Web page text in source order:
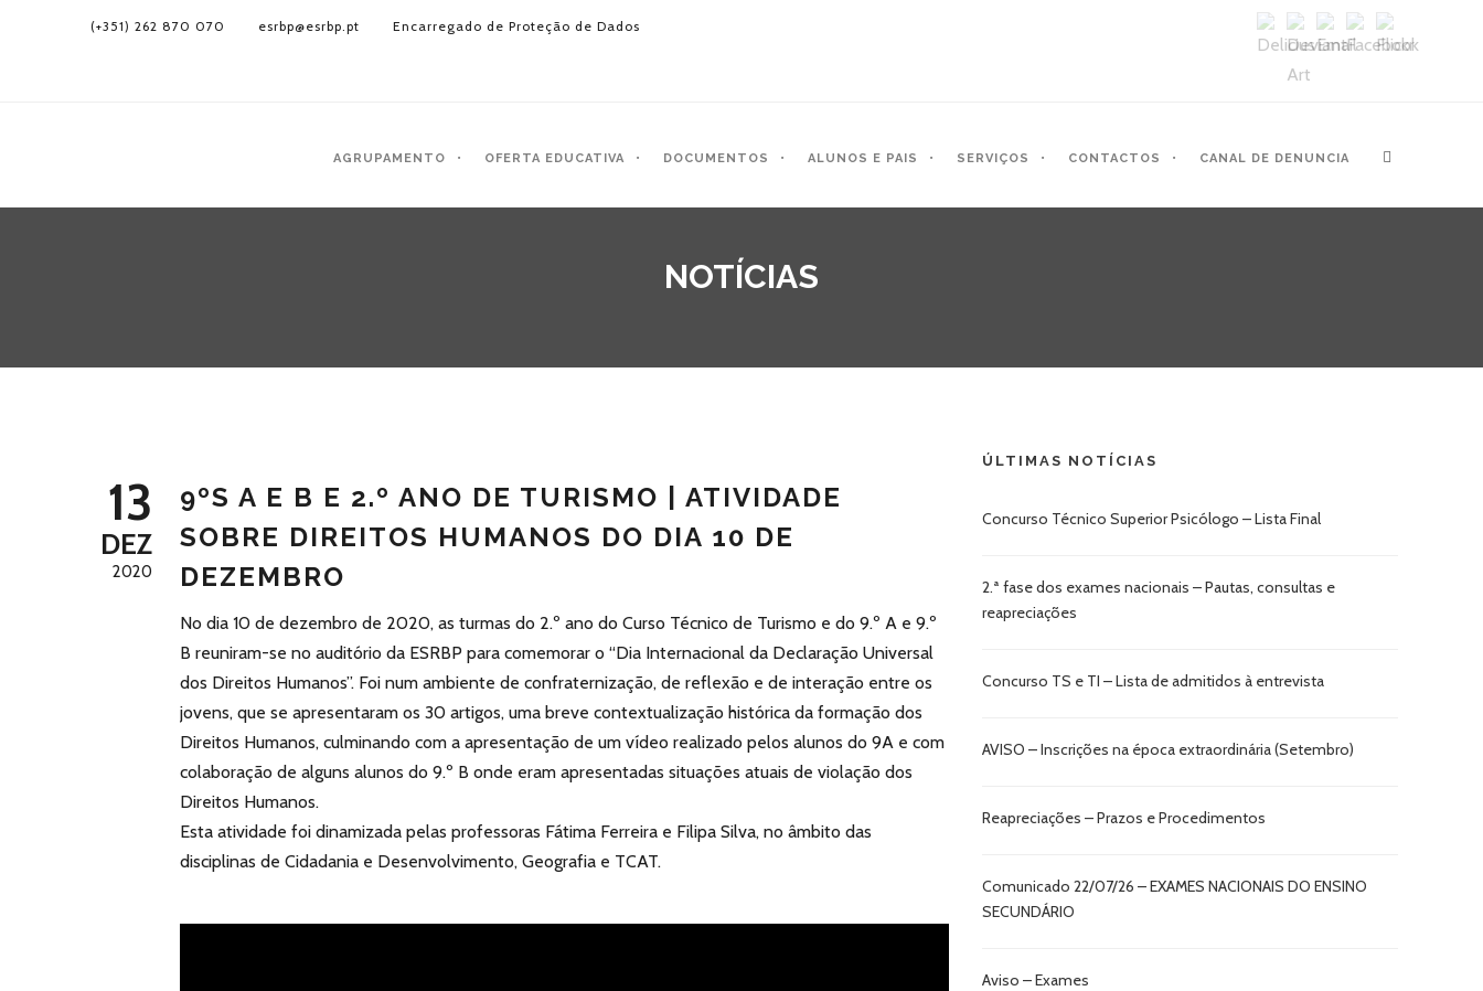
(+351) 262 870 070 esrbp@esrbp.pt Encarregado de Proteção de Dados
AGRUPAMENTO OFERTA EDUCATIVA DOCUMENTOS ALUNOS E PAIS SERVIÇOS CONTACTOS CANAL DE DENUNCIA
NOTÍCIAS
13
DEZ
2020
9ºS A E B E 2.º ANO DE TURISMO | ATIVIDADE
SOBRE DIREITOS HUMANOS DO DIA 10 DE
DEZEMBRO
No dia 10 de dezembro de 2020, as turmas do 2.º ano do Curso Técnico de Turismo e do 9.º A e 9.º
B reuniram-se no auditório da ESRBP para comemorar o “Dia Internacional da Declaração Universal
dos Direitos Humanos”. Foi num ambiente de confraternização, de reflexão e de interação entre os
jovens, que se apresentaram os 30 artigos, uma breve contextualização histórica da formação dos
Direitos Humanos, culminando com a apresentação de um vídeo realizado pelos alunos do 9A e com
colaboração de alguns alunos do 9.º B onde eram apresentadas situações atuais de violação dos
Direitos Humanos.
Esta atividade foi dinamizada pelas professoras Fátima Ferreira e Filipa Silva, no âmbito das
disciplinas de Cidadania e Desenvolvimento, Geografia e TCAT.
ÚLTIMAS NOTÍCIAS
Concurso Técnico Superior Psicólogo – Lista Final
2.ª fase dos exames nacionais – Pautas, consultas e
reapreciações
Concurso TS e TI – Lista de admitidos à entrevista
AVISO – Inscrições na época extraordinária (Setembro)
Reapreciações – Prazos e Procedimentos
Comunicado 22/07/26 – EXAMES NACIONAIS DO ENSINO
SECUNDÁRIO
Aviso – Exames